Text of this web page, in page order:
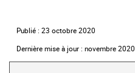
Publié : 23 octobre 2020
Dernière mise à jour : novembre 2020